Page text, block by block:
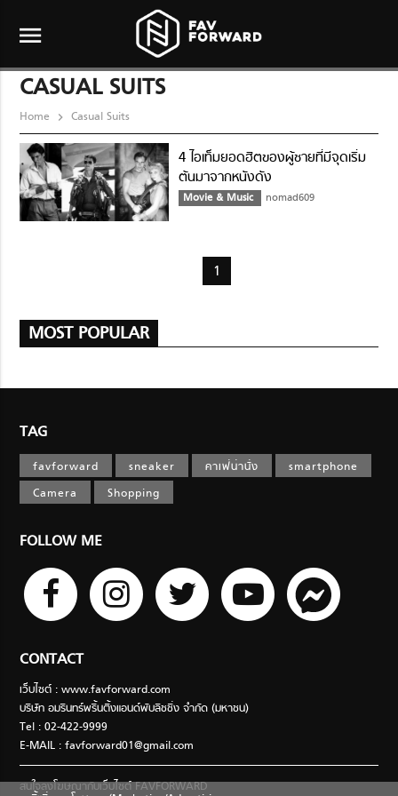
menu
CASUAL SUITS
Home Casual Suits
4 ไอเท็มยอดฮิตของผู้ชายที่มีจุดเริ่ม
ต้นมาจากหนังดัง
Movie & Music nomad609
1
MOST POPULAR
TAG
favforward sneaker คาเฟ่น่านั่ง
smartphone
Camera
Shopping
FOLLOW ME
CONTACT
เว็บไซต์ : www.favforward.com
บริษัท อมรินทร์พริ้นติ้งแอนด์พับลิชชิ่ง จำกัด (มหาชน)
Tel : 02-422-9999
E-MAIL :favforward01@gmail.com
สนใจลงโฆษณากับเว็บไซต์ FAVFORWARD